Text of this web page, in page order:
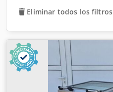
Eliminar todos los filtros